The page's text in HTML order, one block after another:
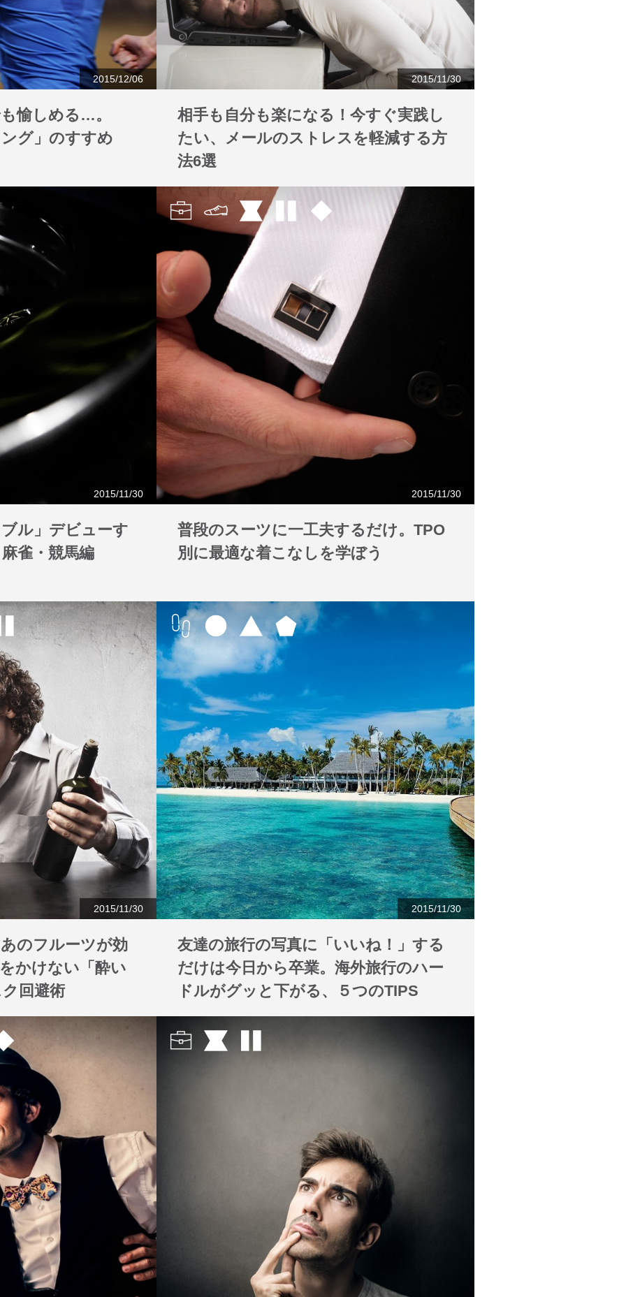
2015/12/06
愉しめる…。
グ」のすすめ
2015/11/30
相手も自分も楽になる！今すぐ実践し
たい、メールのストレスを軽減する方
法6選
2015/11/30
ル」デビューす
雀・競馬編
2015/11/30
普段のスーツに一工夫するだけ。TPO
別に最適な着こなしを学ぼう
2015/11/30
のフルーツが効
かけない「酔い
回避術
2015/11/30
友達の旅行の写真に「いいね！」する
だけは今日から卒業。海外旅行のハー
ドルがグッと下がる、５つのTIPS